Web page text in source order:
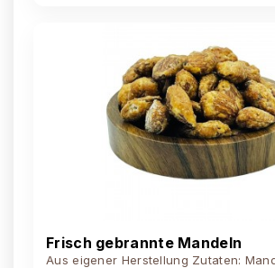
Frisch gebrannte Mandeln
Aus eigener Herstellung Zutaten: Mandeln (62%),